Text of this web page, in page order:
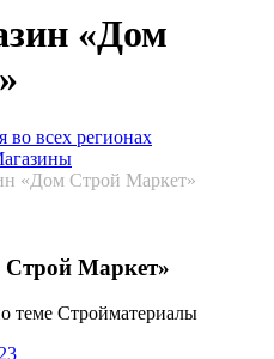
«Дом
во всех регионах
«Дом Строй Маркет»
Строй Маркет»
теме Стройматериалы